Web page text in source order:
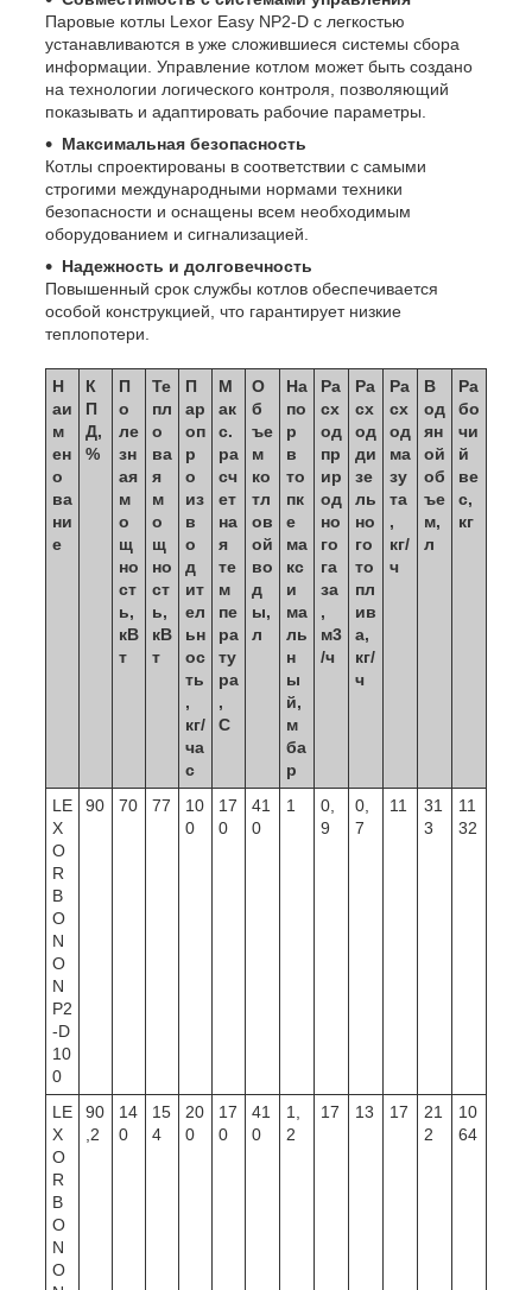
Паровые котлы Lexor Easy NP2-D с легкостью
устанавливаются в уже сложившиеся системы сбора
информации. Управление котлом может быть создано
на технологии логического контроля, позволяющий
показывать и адаптировать рабочие параметры.
Максимальная безопасность
Котлы спроектированы в соответствии с самыми
строгими международными нормами техники
безопасности и оснащены всем необходимым
оборудованием и сигнализацией.
Надежность и долговечность
Повышенный срок службы котлов обеспечивается
особой конструкцией, что гарантирует низкие
теплопотери.
Н
аи
м
ен
о
ва
ни
е
К
П
Д,
%
П
о
ле
зн
ая
м
о
щ
но
ст
ь,
кВ
т
Те
пл
о
ва
я
м
о
щ
но
ст
ь,
кВ
т
П
ар
оп
р
о
из
в
о
д
ит
ел
ьн
ос
ть
,
кг/
ча
с
М
ак
с.
ра
сч
ет
на
я
те
м
пе
ра
ту
ра
,
С
О
б
ъе
м
ко
тл
ов
ой
во
д
ы,
л
На
по
р
в
то
пк
е
ма
кс
и
ма
ль
н
ы
й,
м
ба
р
Ра
сх
од
пр
ир
од
но
го
га
за
,
м3
/ч
Ра
сх
од
ди
зе
ль
но
го
то
пл
ив
а,
кг/
ч
Ра
сх
од
ма
зу
та
,
кг/
ч
В
од
ян
ой
об
ъе
м,
л
Ра
бо
чи
й
ве
с,
кг
LE
X
O
R
B
O
N
O
N
P2
-D
10
0
90 70 77
10
0
17
0
41
0
1
0,
9
0,
7
11
31
3
11
32
LE
X
O
R
B
O
N
O
90
,2
14
0
15
4
20
0
17
0
41
0
1,
2
17 13 17
21
2
10
64